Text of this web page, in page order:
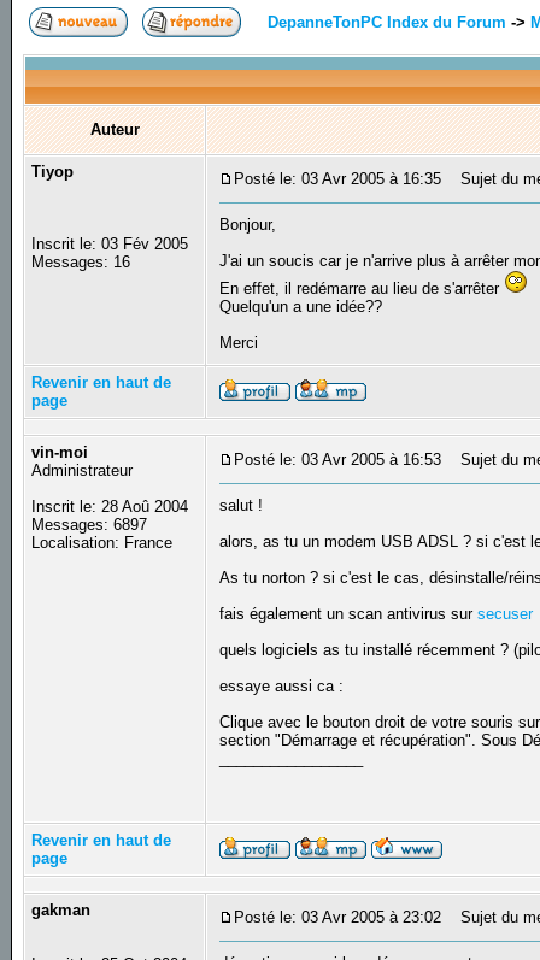
DepanneTonPC Index du Forum ->
Auteur
Tiyop
Inscrit le: 03 Fév 2005
Messages: 16
Posté le: 03 Avr 2005 à 16:35 Sujet du
Bonjour,
J'ai un soucis car je n'arrive plus à arrêter
En effet, il redémarre au lieu de s'arrêter
Quelqu'un a une idée??
Merci
Revenir en haut de
page
vin-moi
Administrateur
Inscrit le: 28 Aoû 2004
Messages: 6897
Localisation: France
Posté le: 03 Avr 2005 à 16:53 Sujet du
salut !
alors, as tu un modem USB ADSL ? si c'est
As tu norton ? si c'est le cas, désinstalle/
fais également un scan antivirus sursecuser
quels logiciels as tu installé récemment ?
essaye aussi ca :
Clique avec le bouton droit de votre souris
section "Démarrage et récupération". Sous
Revenir en haut de
page
gakman Posté le: 03 Avr 2005 à 23:02 Sujet du